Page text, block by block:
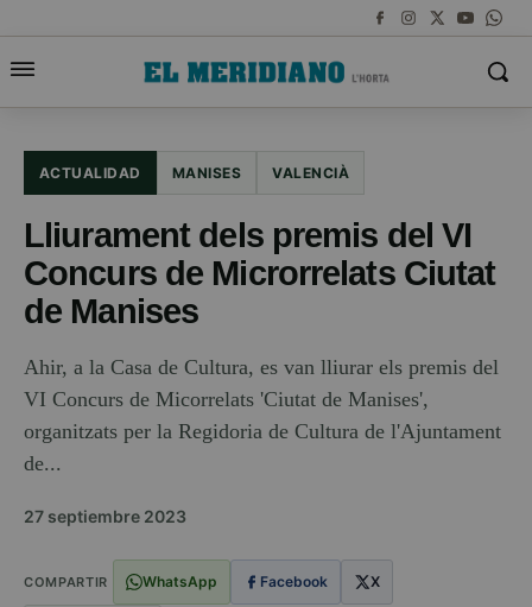
ACTUALIDAD MANISES VALENCIÀ
Lliurament dels premis del VI
Concurs de Microrrelats Ciutat
de Manises
Ahir, a la Casa de Cultura, es van lliurar els premis del
VI Concurs de Micorrelats 'Ciutat de Manises',
organitzats per la Regidoria de Cultura de l'Ajuntament
de...
27 septiembre 2023
COMPARTIR WhatsApp Facebook X